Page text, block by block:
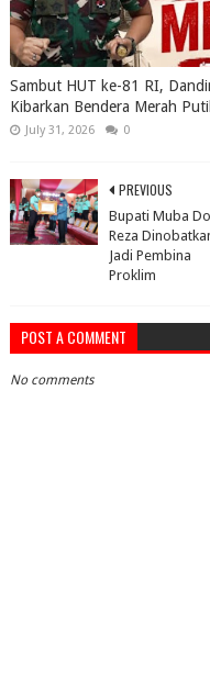
Sambut HUT ke-81 RI,
Kibarkan Bendera Merah
July 31, 2026 0
PREVIOUS
Bupati Muba
Reza
Jadi Pembina
Proklim
POST A COMMENT
No comments